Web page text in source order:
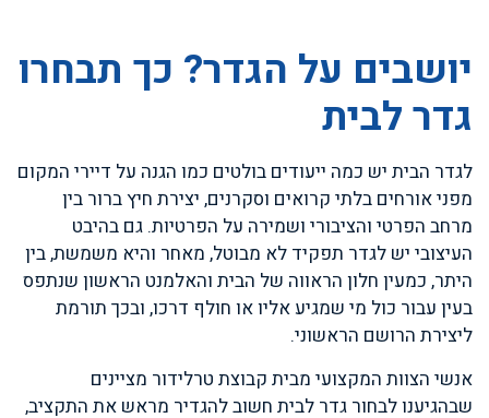
יושבים על הגדר? כך תבחרו
גדר לבית
לגדר הבית יש כמה ייעודים בולטים כמו הגנה על דיירי המקום
מפני אורחים בלתי קרואים וסקרנים, יצירת חיץ ברור בין
מרחב הפרטי והציבורי ושמירה על הפרטיות. גם בהיבט
העיצובי יש לגדר תפקיד לא מבוטל, מאחר והיא משמשת, בין
היתר, כמעין חלון הראווה של הבית והאלמנט הראשון שנתפס
בעין עבור כול מי שמגיע אליו או חולף דרכו, ובכך תורמת
ליצירת הרושם הראשוני.
אנשי הצוות המקצועי מבית קבוצת טרלידור מציינים
שבהגיענו לבחור גדר לבית חשוב להגדיר מראש את התקציב,